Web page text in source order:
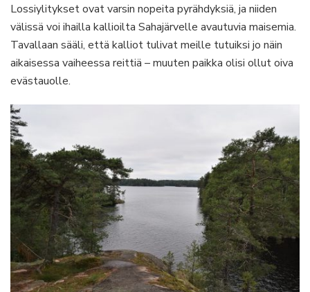
Lossiylitykset ovat varsin nopeita pyrähdyksiä, ja niiden
välissä voi ihailla kallioilta Sahajärvelle avautuvia maisemia.
Tavallaan sääli, että kalliot tulivat meille tutuiksi jo näin
aikaisessa vaiheessa reittiä – muuten paikka olisi ollut oiva
evästauolle.